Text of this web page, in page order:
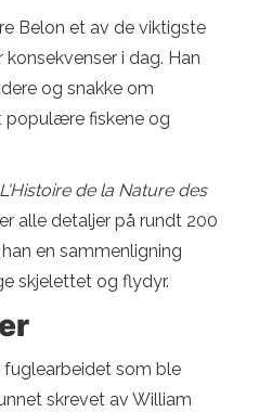
Belon et av de viktigste
i dag. Han
og snakke om
populære fiskene og
L'Histoire de la Nature des
alle detaljer på rundt 200
en sammenligning
skjelettet og flydyr.
som ble
skrevet av William